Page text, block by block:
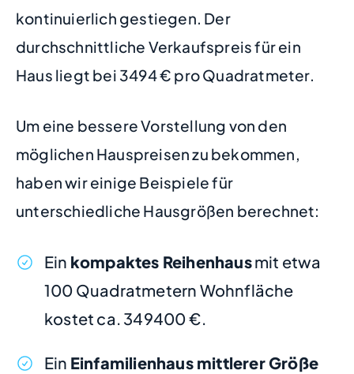
kontinuierlich gestiegen. Der
durchschnittliche Verkaufspreis für ein
Haus liegt bei 3494 € pro Quadratmeter.
Um eine bessere Vorstellung von den
möglichen Hauspreisen zu bekommen,
haben wir einige Beispiele für
unterschiedliche Hausgrößen berechnet:
Ein kompaktes Reihenhausmit etwa
100 Quadratmetern Wohnfläche
kostet ca. 349400 €.
Ein Einfamilienhaus mittlerer Größe